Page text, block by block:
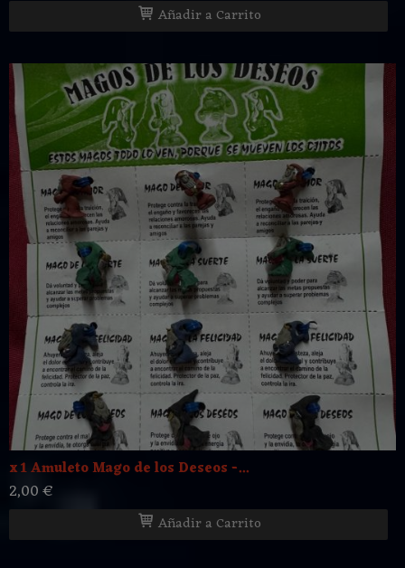
Añadir a Carrito
x 1 Amuleto Mago de los Deseos -...
2,00 €
Añadir a Carrito